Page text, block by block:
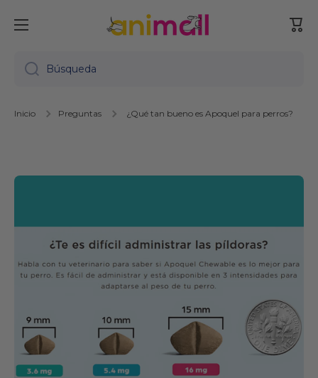
Ir directamente al contenido
Búsqueda
Inicio Preguntas ¿Qué tan bueno es Apoquel para perros?